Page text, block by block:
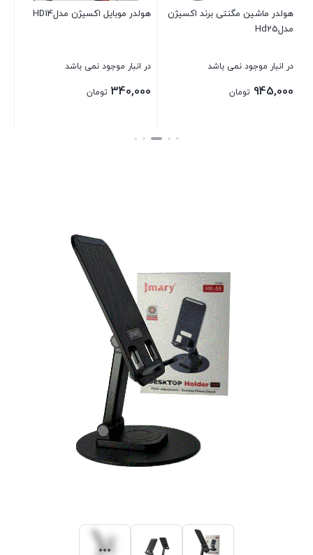
هولدر ماشین مگنتی برند اکسیژن
مدلHd25
در انبار موجود نمی باشد
945,000 تومان
هولدر موبایل اکسیژن مدلHD14
در انبار موجود نمی باشد
340,000 تومان
بستن